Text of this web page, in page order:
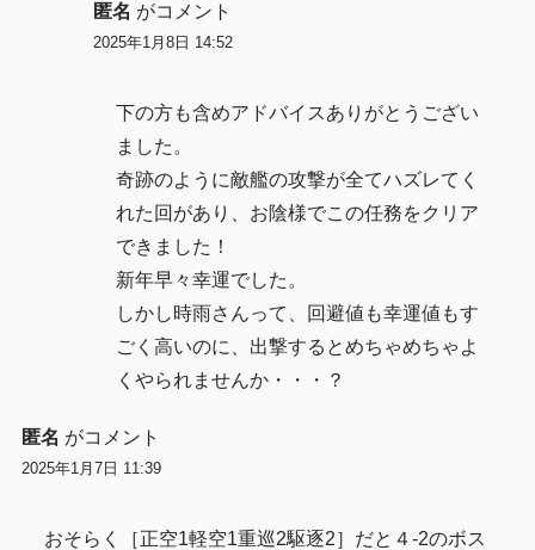
匿名 がコメント
2025年1月8日 14:52
下の方も含めアドバイスありがとうござい
ました。
奇跡のように敵艦の攻撃が全てハズレてく
れた回があり、お陰様でこの任務をクリア
できました！
新年早々幸運でした。
しかし時雨さんって、回避値も幸運値もす
ごく高いのに、出撃するとめちゃめちゃよ
くやられませんか・・・？
匿名 がコメント
2025年1月7日 11:39
おそらく［正空1軽空1重巡2駆逐2］だと４-2のボス